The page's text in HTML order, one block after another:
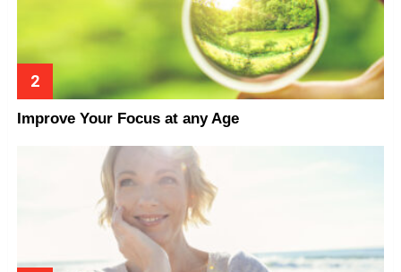
Improve Your Focus at any Age